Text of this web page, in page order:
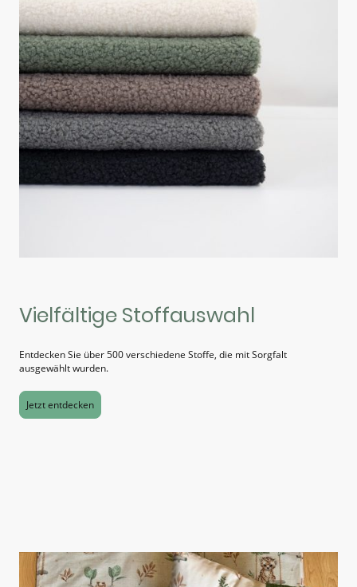
Vielfältige Stoffauswahl
Entdecken Sie über 500 verschiedene Stoffe, die mit Sorgfalt
ausgewählt wurden.
Jetzt entdecken